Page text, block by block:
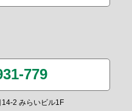
779
2 みらいビル1F